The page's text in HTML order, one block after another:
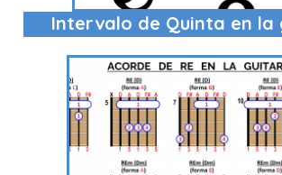
Intervalo de Quinta en